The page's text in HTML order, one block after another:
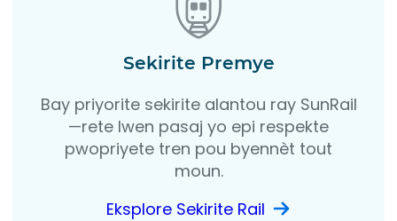
Sekirite Premye
Bay priyorite sekirite alantou ray SunRail
—rete lwen pasaj yo epi respekte
pwopriyete tren pou byennèt tout
moun.
Eksplore Sekirite Rail